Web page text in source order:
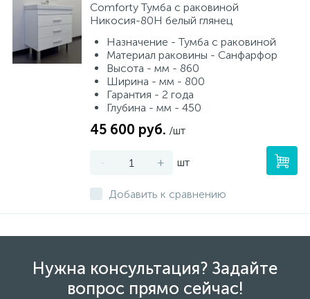
Сomforty Тумба с раковиной
Никосия-80Н белый глянец
Назначение - Тумба с раковиной
Материал раковины - Санфарфор
Высота - мм - 860
Ширина - мм - 800
Гарантия - 2 года
Глубина - мм - 450
45 600 руб. /шт
- + шт
Добавить к сравнению
Нужна консультация? Задайте
вопрос прямо сейчас!